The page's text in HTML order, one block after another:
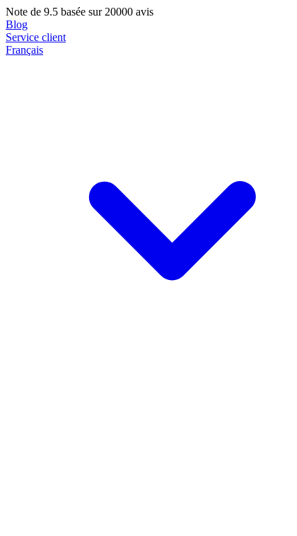
Note de 9.5 basée sur 20000 avis
Blog
Service client
Français